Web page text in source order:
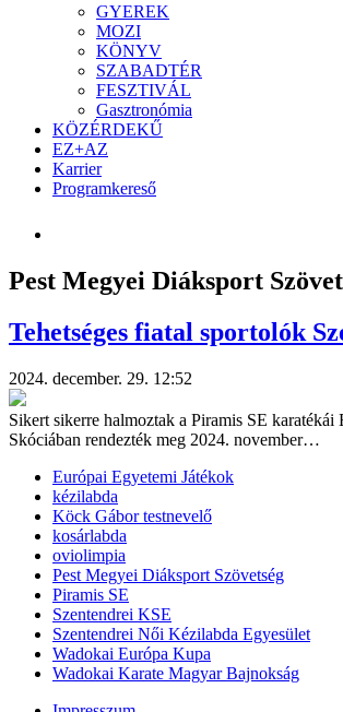
GYEREK
MOZI
KÖNYV
SZABADTÉR
FESZTIVÁL
Gasztronómia
KÖZÉRDEKŰ
EZ+AZ
Karrier
Programkereső
Pest Megyei Diáksport
Tehetséges fiatal sportolók
2024. december. 29. 12:52
Sikert sikerre halmoztak a Piramis SE karatékái
Skóciában rendezték meg 2024. november…
Európai Egyetemi Játékok
kézilabda
Köck Gábor testnevelő
kosárlabda
oviolimpia
Pest Megyei Diáksport Szövetség
Piramis SE
Szentendrei KSE
Szentendrei Női Kézilabda Egyesület
Wadokai Európa Kupa
Wadokai Karate Magyar Bajnokság